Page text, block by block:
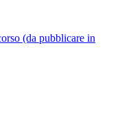
(da pubblicare in